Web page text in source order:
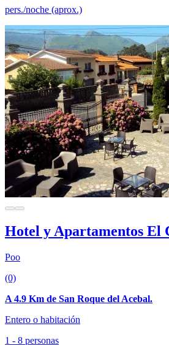
pers./noche (aprox.)
Hotel y Apartamentos El
Poo
(0)
A 4.9 Km de San Roque del Acebal.
Entero o habitación
1 - 8 personas